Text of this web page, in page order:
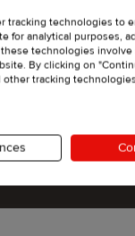
euren
tracking technologies to
for analytical purposes,
technologies
By clicking on
tracking